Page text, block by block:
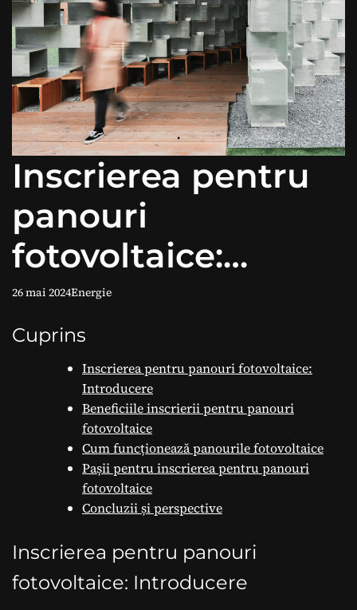
Inscrierea pentru
panouri
fotovoltaice:
Beneficiile și pașii
pentru o energie
curată.
26 mai 2024Energie
Cuprins
Inscrierea pentru panouri fotovoltaice:
Introducere
Beneficiile inscrierii pentru panouri
fotovoltaice
Cum funcționează panourile fotovoltaice
Pașii pentru inscrierea pentru panouri
fotovoltaice
Concluzii și perspective
Inscrierea pentru panouri
fotovoltaice: Introducere